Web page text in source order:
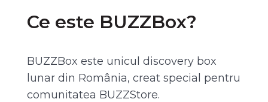
Ce este BUZZBox?
BUZZBox este unicul discovery box
lunar din România, creat special pentru
comunitatea BUZZStore.